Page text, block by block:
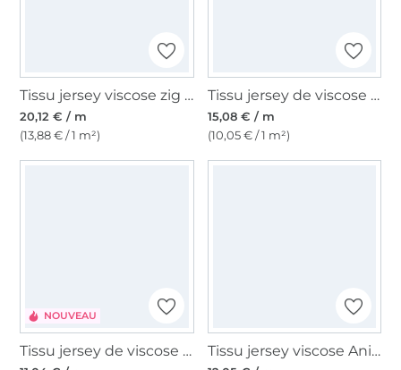
Tissu jersey viscose zig zag, rose fuchsia
20,12 € / m
(13,88 € / 1 m²)
Tissu jersey de viscose Vintage Modal Touch, crème
15,08 € / m
(10,05 € / 1 m²)
NOUVEAU
Tissu jersey de viscose Polka Dots, bordeaux Tissu jersey viscose Animal Skin, beige